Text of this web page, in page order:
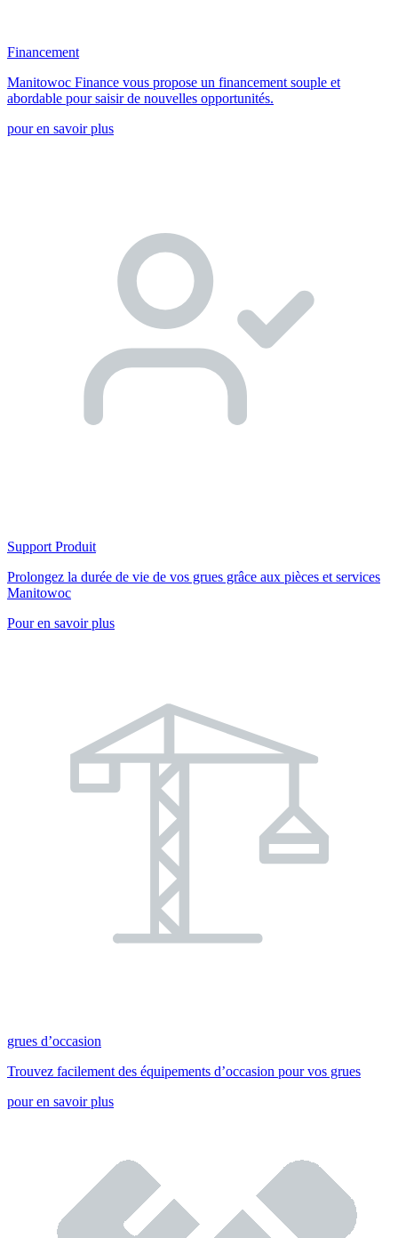
Financement
Manitowoc Finance vous propose un financement souple et
abordable pour saisir de nouvelles opportunités.
pour en savoir plus
Support Produit
Prolongez la durée de vie de vos grues grâce aux pièces et services
Manitowoc
Pour en savoir plus
grues d’occasion
Trouvez facilement des équipements d’occasion pour vos grues
pour en savoir plus